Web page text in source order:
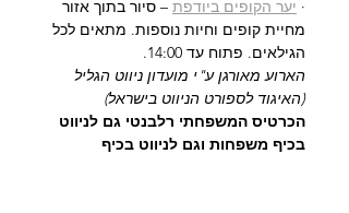
· יער הקופים ביודפת – סיור בתוך אזור
מחיית קופים וחיות נוספות. מתאים לכל
הגילאים. פתוח עד 14:00.
הארוע מאורגן ע"י מועדון ניווט הגליל
(האיגוד לספורט הניווט בישראל)
הכרטיס המשפחתי רלבנטי גם לניווט
בכיף משפחות וגם לניווט בכיף